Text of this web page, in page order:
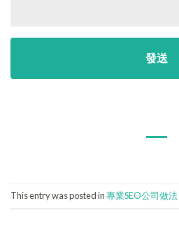
This entry was posted in專業SEO公司做法